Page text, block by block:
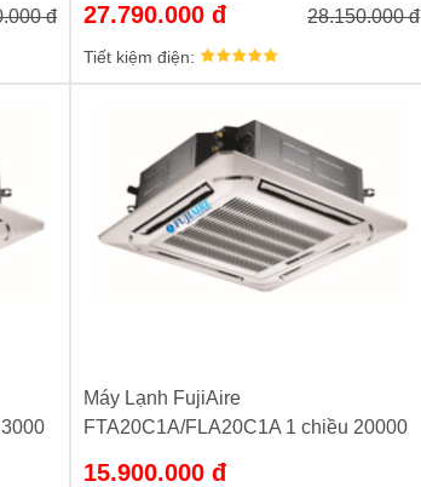
đ 27.790.000 đ 28.150.000 đ
Tiết kiệm điện:
Máy Lạnh FujiAire
FTA20C1A/FLA20C1A 1 chiều 20000
15.900.000 đ